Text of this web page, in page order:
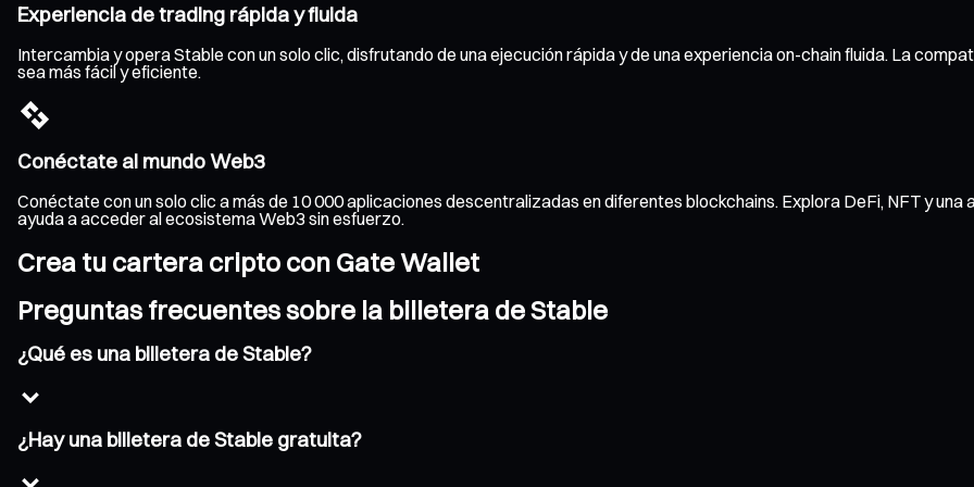
Experiencia de trading rápida y fluida
Intercambia y opera Stable con un solo clic, disfrutando de una ejecución rápida y de una experiencia on-chain fluida. La
sea más fácil y eficiente.
Conéctate al mundo Web3
Conéctate con un solo clic a más de 10 000 aplicaciones descentralizadas en diferentes blockchains. Explora DeFi, NFT y
ayuda a acceder al ecosistema Web3 sin esfuerzo.
Crea tu cartera cripto con Gate Wallet
Preguntas frecuentes sobre la billetera de Stable
¿Qué es una billetera de Stable?
¿Hay una billetera de Stable gratuita?